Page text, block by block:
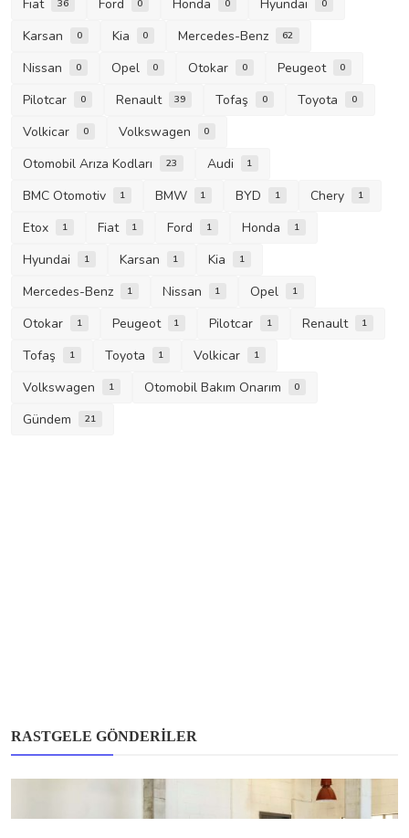
Fiat 36 Ford 0 Honda 0 Hyundai 0
Karsan 0 Kia 0 Mercedes-Benz 62
Nissan 0 Opel 0 Otokar 0 Peugeot 0
Pilotcar 0 Renault 39 Tofaş 0 Toyota 0
Volkicar 0 Volkswagen 0
Otomobil Arıza Kodları 23 Audi 1
BMC Otomotiv 1 BMW 1 BYD 1 Chery 1
Etox 1 Fiat 1 Ford 1 Honda 1
Hyundai 1 Karsan 1 Kia 1
Mercedes-Benz 1 Nissan 1 Opel 1
Otokar 1 Peugeot 1 Pilotcar 1 Renault 1
Tofaş 1 Toyota 1 Volkicar 1
Volkswagen 1 Otomobil Bakım Onarım 0
Gündem 21
RASTGELE GÖNDERILER